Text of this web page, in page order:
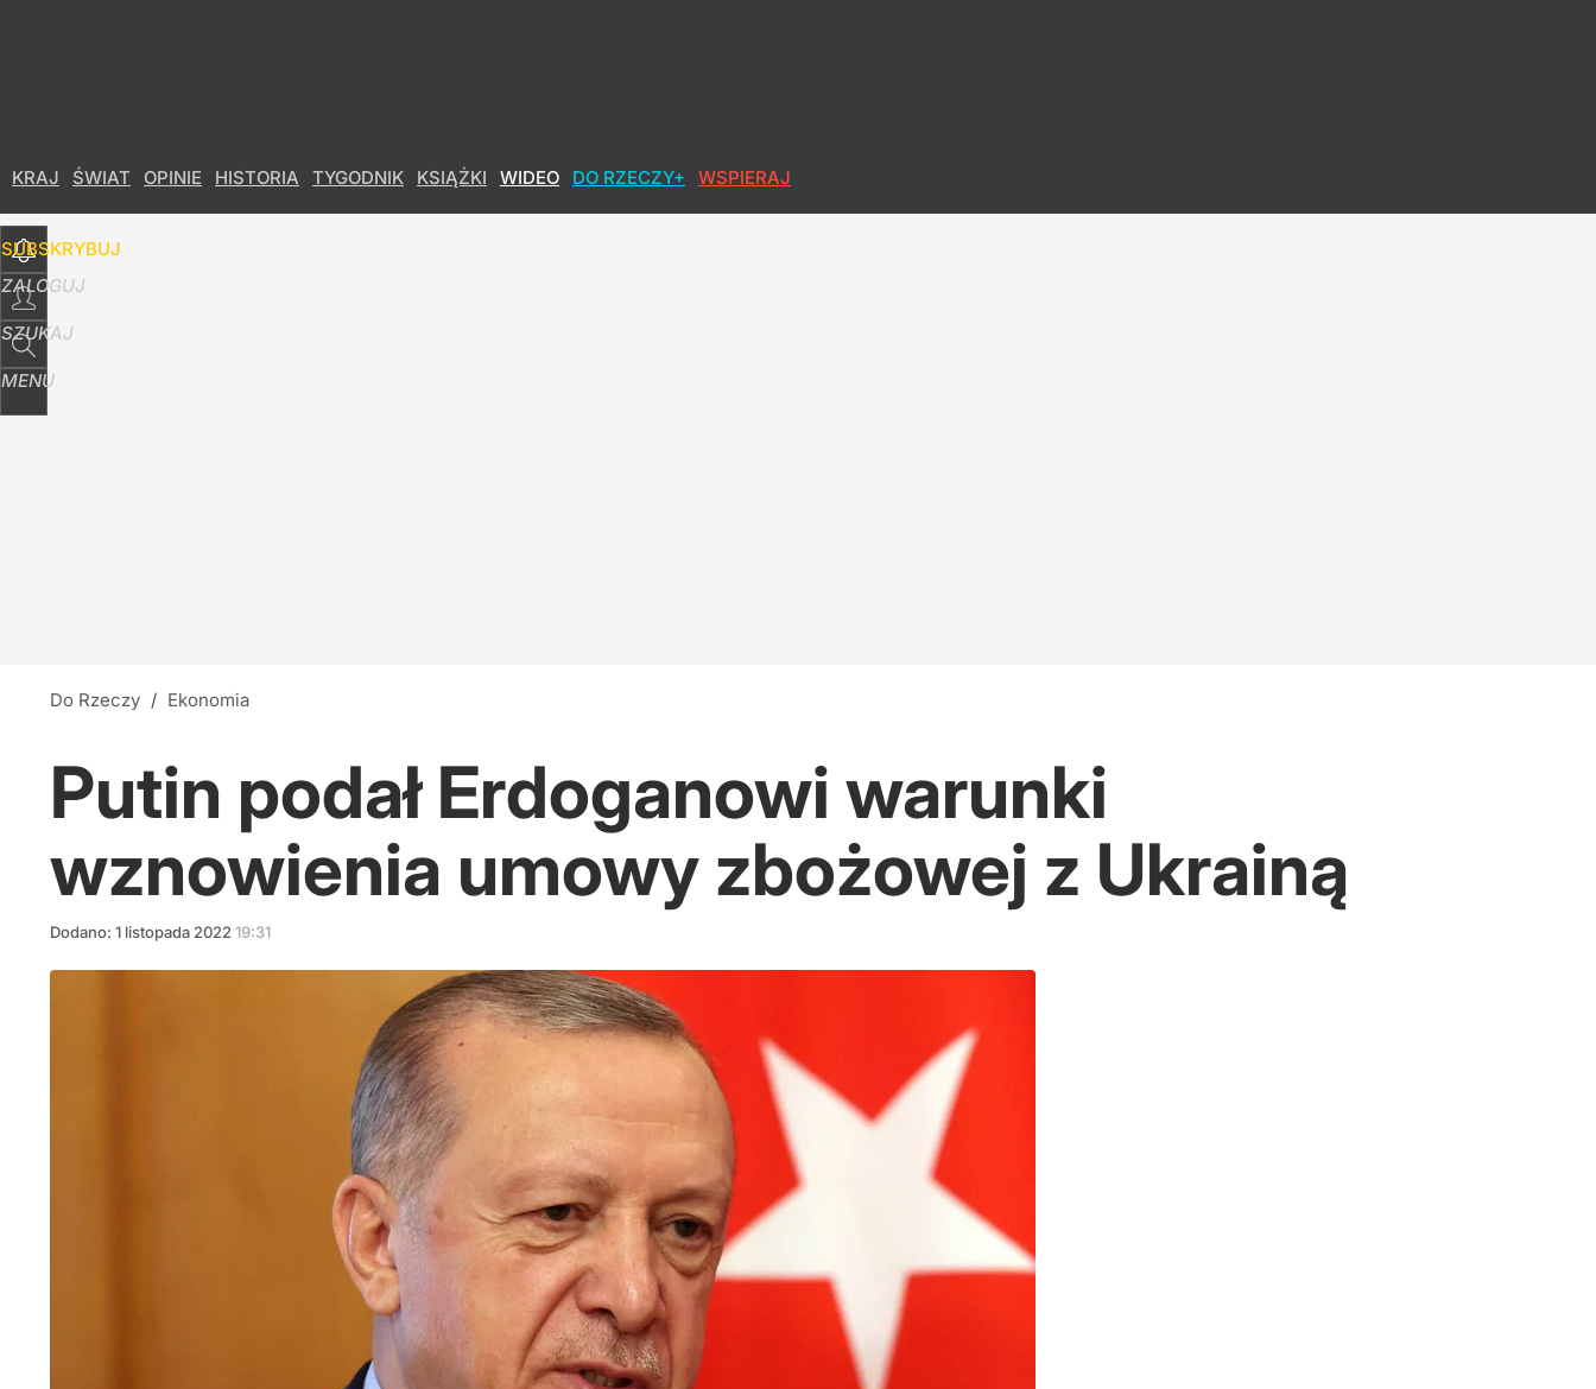
KRAJ ŚWIAT OPINIE HISTORIA TYGODNIK KSIĄŻKI WIDEO DO RZECZY+ WSPIERAJ
SUBSKRYBUJ
ZALOGUJ
SZUKAJ
MENU
Do Rzeczy / Ekonomia
Putin podał Erdoganowi warunki
wznowienia umowy zbożowej z Ukrainą
Dodano: 1 listopada 2022 19:31